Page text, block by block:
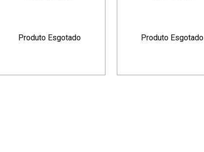
Produto Esgotado Produto Esgotado